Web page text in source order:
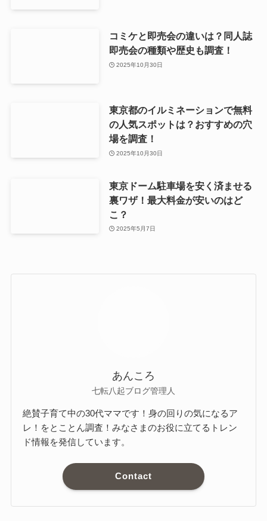
コミケと即売会の違いは？同人誌
即売会の種類や歴史も調査！
2025年10月30日
東京都のイルミネーションで無料
の人気スポットは？おすすめの穴
場を調査！
2025年10月30日
東京ドーム駐車場を安く済ませる
裏ワザ！最大料金が安いのはど
こ？
2025年5月7日
あんころ
七転八起ブログ管理人
絶賛子育て中の30代ママです！身の回りの気になるア
レ！をとことん調査！みなさまのお役に立てるトレン
ド情報を発信しています。
Contact